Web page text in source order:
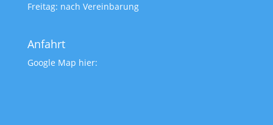
Freitag: nach Vereinbarung
Anfahrt
Google Map hier: